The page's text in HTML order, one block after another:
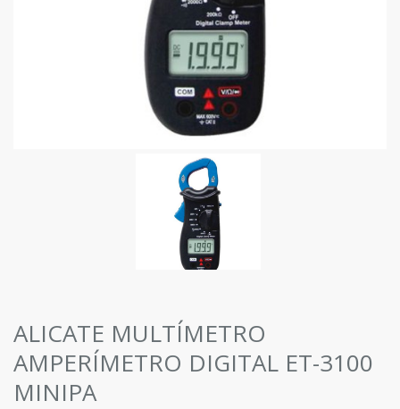
ALICATE MULTÍMETRO
AMPERÍMETRO DIGITAL ET-3100
MINIPA